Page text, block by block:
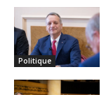
Politique